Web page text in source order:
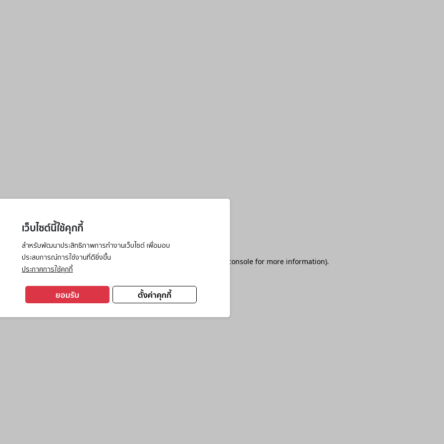
เว็บไซต์นี้ใช้คุกกี้
สำหรับพัฒนาประสิทธิภาพการทำงานเว็บไซต์ เพื่อมอบ
ประสบการณ์การใช้งานที่ดียิ่งขึ้น
ประกาศการใช้คุกกี้
ตั้งค่าคุกกี้
ยอมรับ
has occurred while loading browser console for more information).